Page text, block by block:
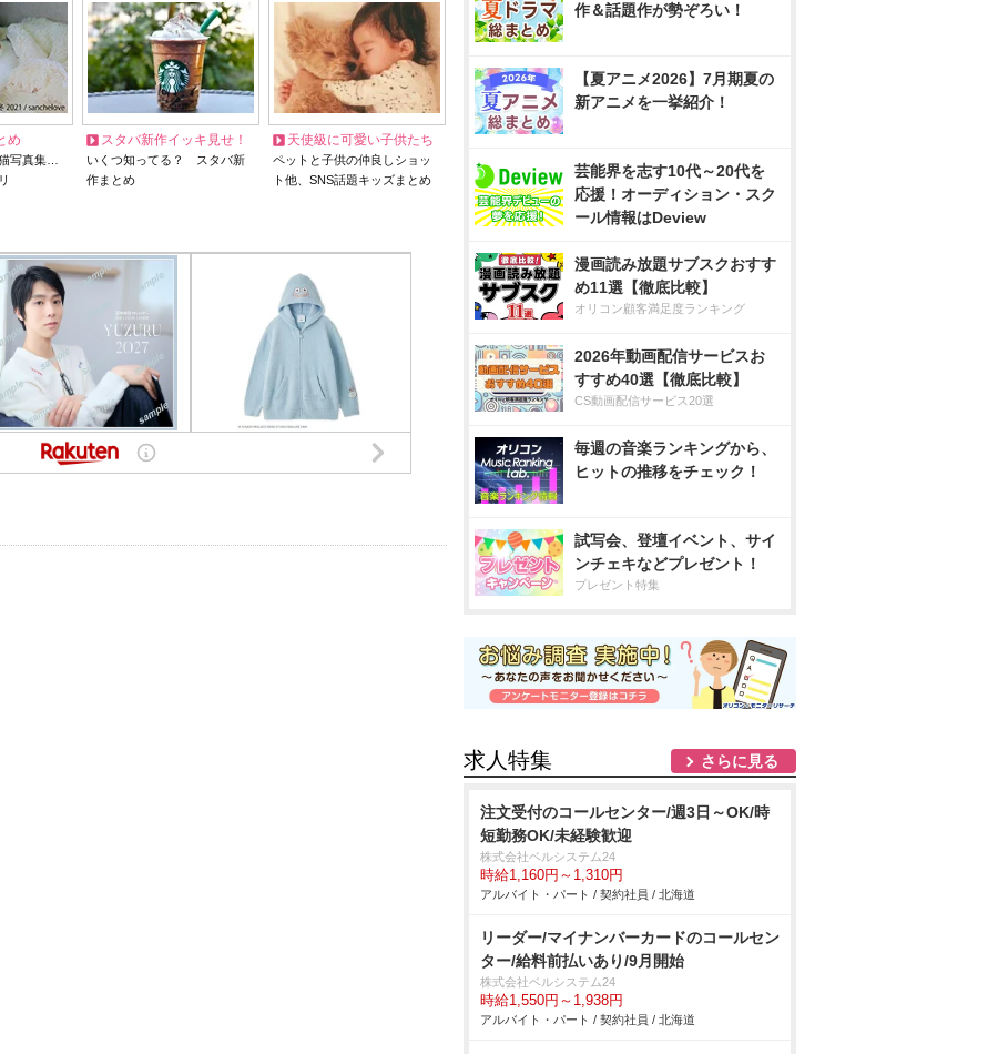
め
写真集…
スタバ新作イッキ見せ！
いくつ知ってる？ スタバ新
作まとめ
天使級に可愛い子供たち
ペットと子供の仲良しショッ
ト他、SNS話題キッズまとめ
作＆話題作が勢ぞろい！
【夏アニメ2026】7月期夏の
新アニメを一挙紹介！
芸能界を志す10代～20代を
応援！オーディション・スク
ール情報はDeview
漫画読み放題サブスクおすす
め11選【徹底比較】
オリコン顧客満足度ランキング
2026年動画配信サービスお
すすめ40選【徹底比較】
CS動画配信サービス20選
毎週の音楽ランキングから、
ヒットの推移をチェック！
試写会、登壇イベント、サイ
ンチェキなどプレゼント！
プレゼント特集
求人特集 さらに見る
注文受付のコールセンター/週3日～OK/時
短勤務OK/未経験歓迎
株式会社ベルシステム24
時給1,160円～1,310円
アルバイト・パート / 契約社員 / 北海道
リーダー/マイナンバーカードのコールセン
ター/給料前払いあり/9月開始
株式会社ベルシステム24
時給1,550円～1,938円
アルバイト・パート / 契約社員 / 北海道